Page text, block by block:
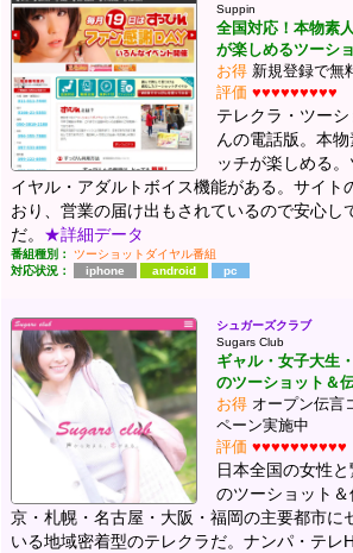
Suppin
全国対応！本物素
が楽しめるツーシ
お得 新規登録で無
評価 ♥♥♥♥♥♥♥♥♥
テレクラ・ツー
んの電話版。本
ッチが楽しめる
イヤル・アダルトボイス機能がある。サイト
おり、営業の届け出もされているので安心し
だ。 ★詳細データ
番組種別：
ツーショットダイヤル番組
対応状況：
iphone android pc
シュガーズクラブ
Sugars Club
ギャル・女子大生
のツーショット＆
お得 オープン伝言
ペーン実施中
評価 ♥♥♥♥♥♥♥♥♥♥
日本全国の女性
のツーショット
京・札幌・名古屋・大阪・福岡の主要都市に
いる地域密着型のテレクラだ。ナンパ・テレ